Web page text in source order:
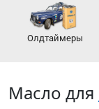
Олдтаймеры
Масло для